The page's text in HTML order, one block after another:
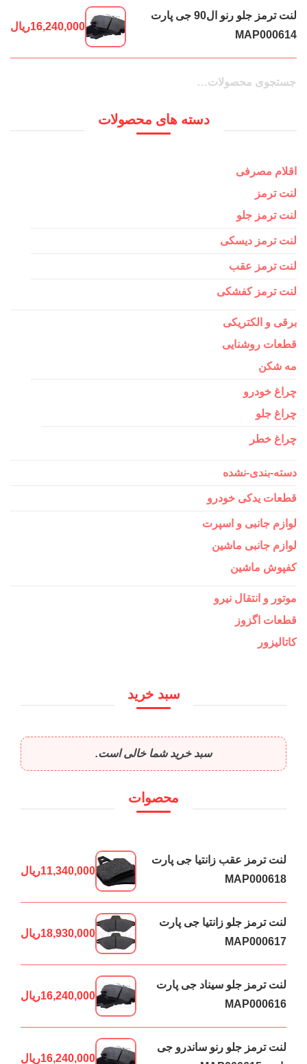
لنت ترمز جلو رنو ال90 جی پارت
MAP000614
16,240,000ریال
جستجو
جستجو
دسته های محصولات
اقلام مصرفی
لنت ترمز
لنت ترمز جلو
لنت ترمز دیسکی
لنت ترمز عقب
لنت ترمز کفشکی
برقی و الکتریکی
قطعات روشنایی
مه شکن
چراغ خودرو
چراغ جلو
چراغ خطر
دسته-بندی-نشده
قطعات یدکی خودرو
لوازم جانبی و اسپرت
لوازم جانبی ماشین
کفپوش ماشین
موتور و انتقال نیرو
قطعات اگزوز
کاتالیزور
سبد خرید
سبد خرید شما خالی است.
محصوات
لنت ترمز عقب زانتیا جی پارت
MAP000618
11,340,000ریال
لنت ترمز جلو زانتیا جی پارت
MAP000617
18,930,000ریال
لنت ترمز جلو سیناد جی پارت
MAP000616
16,240,000ریال
لنت ترمز جلو رنو ساندرو جی
16,240,000ریال